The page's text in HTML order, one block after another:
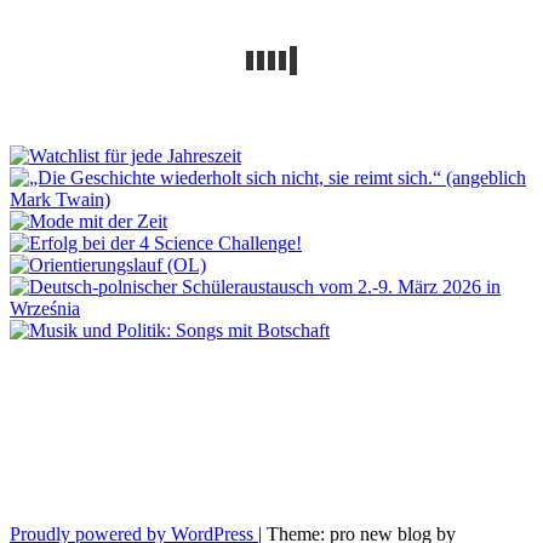
Proudly powered by WordPress | Theme: pro new blog by